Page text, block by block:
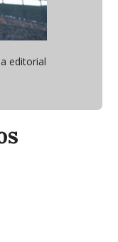
editorial